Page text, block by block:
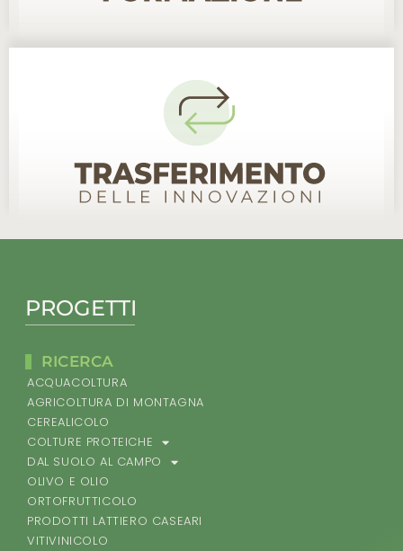
PROGETTI
RICERCA
ACQUACOLTURA
AGRICOLTURA DI MONTAGNA
CEREALICOLO
COLTURE PROTEICHE
DAL SUOLO AL CAMPO
OLIVO E OLIO
ORTOFRUTTICOLO
PRODOTTI LATTIERO CASEARI
VITIVINICOLO